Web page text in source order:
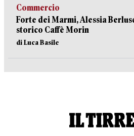
Commercio
Forte dei Marmi, Alessia
storico Caffè Morin
di Luca Basile